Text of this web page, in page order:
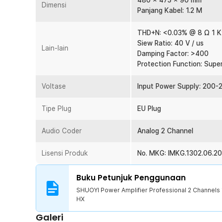
Baik digunakan untuk ruangan profesional seperti
seperti KTV dan home theatre, amplifier CS8000 HX
Kelengkapan Produk
Rincian yang Anda dapatkan untuk pembelian produk
1 x Panduan Penggunaan
Dimensi
Panjang Kabel: 1.2 M
Lain-lain
THD+N: <0.03% @ 8 Ω 1
Siew Ratio: 40 V / us
Damping Factor: >400
Protection Function:
Voltase Input Power Supply: 200-
Tipe Plug EU Plug
Audio Coder Analog 2 Channel
Lisensi Produk No. MKG:
Buku Petunjuk Penggunaan
SHUOYI Power Amplifier Professional 2
HX
Galeri